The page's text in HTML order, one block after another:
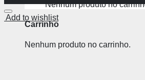
Nenhum produto no
Carrinho
Nenhum produto no carrinho.
Add to wishlist